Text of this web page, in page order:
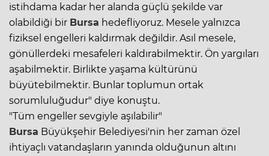
istihdama kadar her alanda güçlü şekilde var
olabildiği bir Bursa hedefliyoruz. Mesele yalnızca
fiziksel engelleri kaldırmak değildir. Asıl mesele,
gönüllerdeki mesafeleri kaldırabilmektir. Ön yargıları
aşabilmektir. Birlikte yaşama kültürünü
büyütebilmektir. Bunlar toplumun ortak
sorumluluğudur" diye konuştu.
"Tüm engeller sevgiyle aşılabilir"
Bursa Büyükşehir Belediyesi'nin her zaman özel
ihtiyaçlı vatandaşların yanında olduğunun altını